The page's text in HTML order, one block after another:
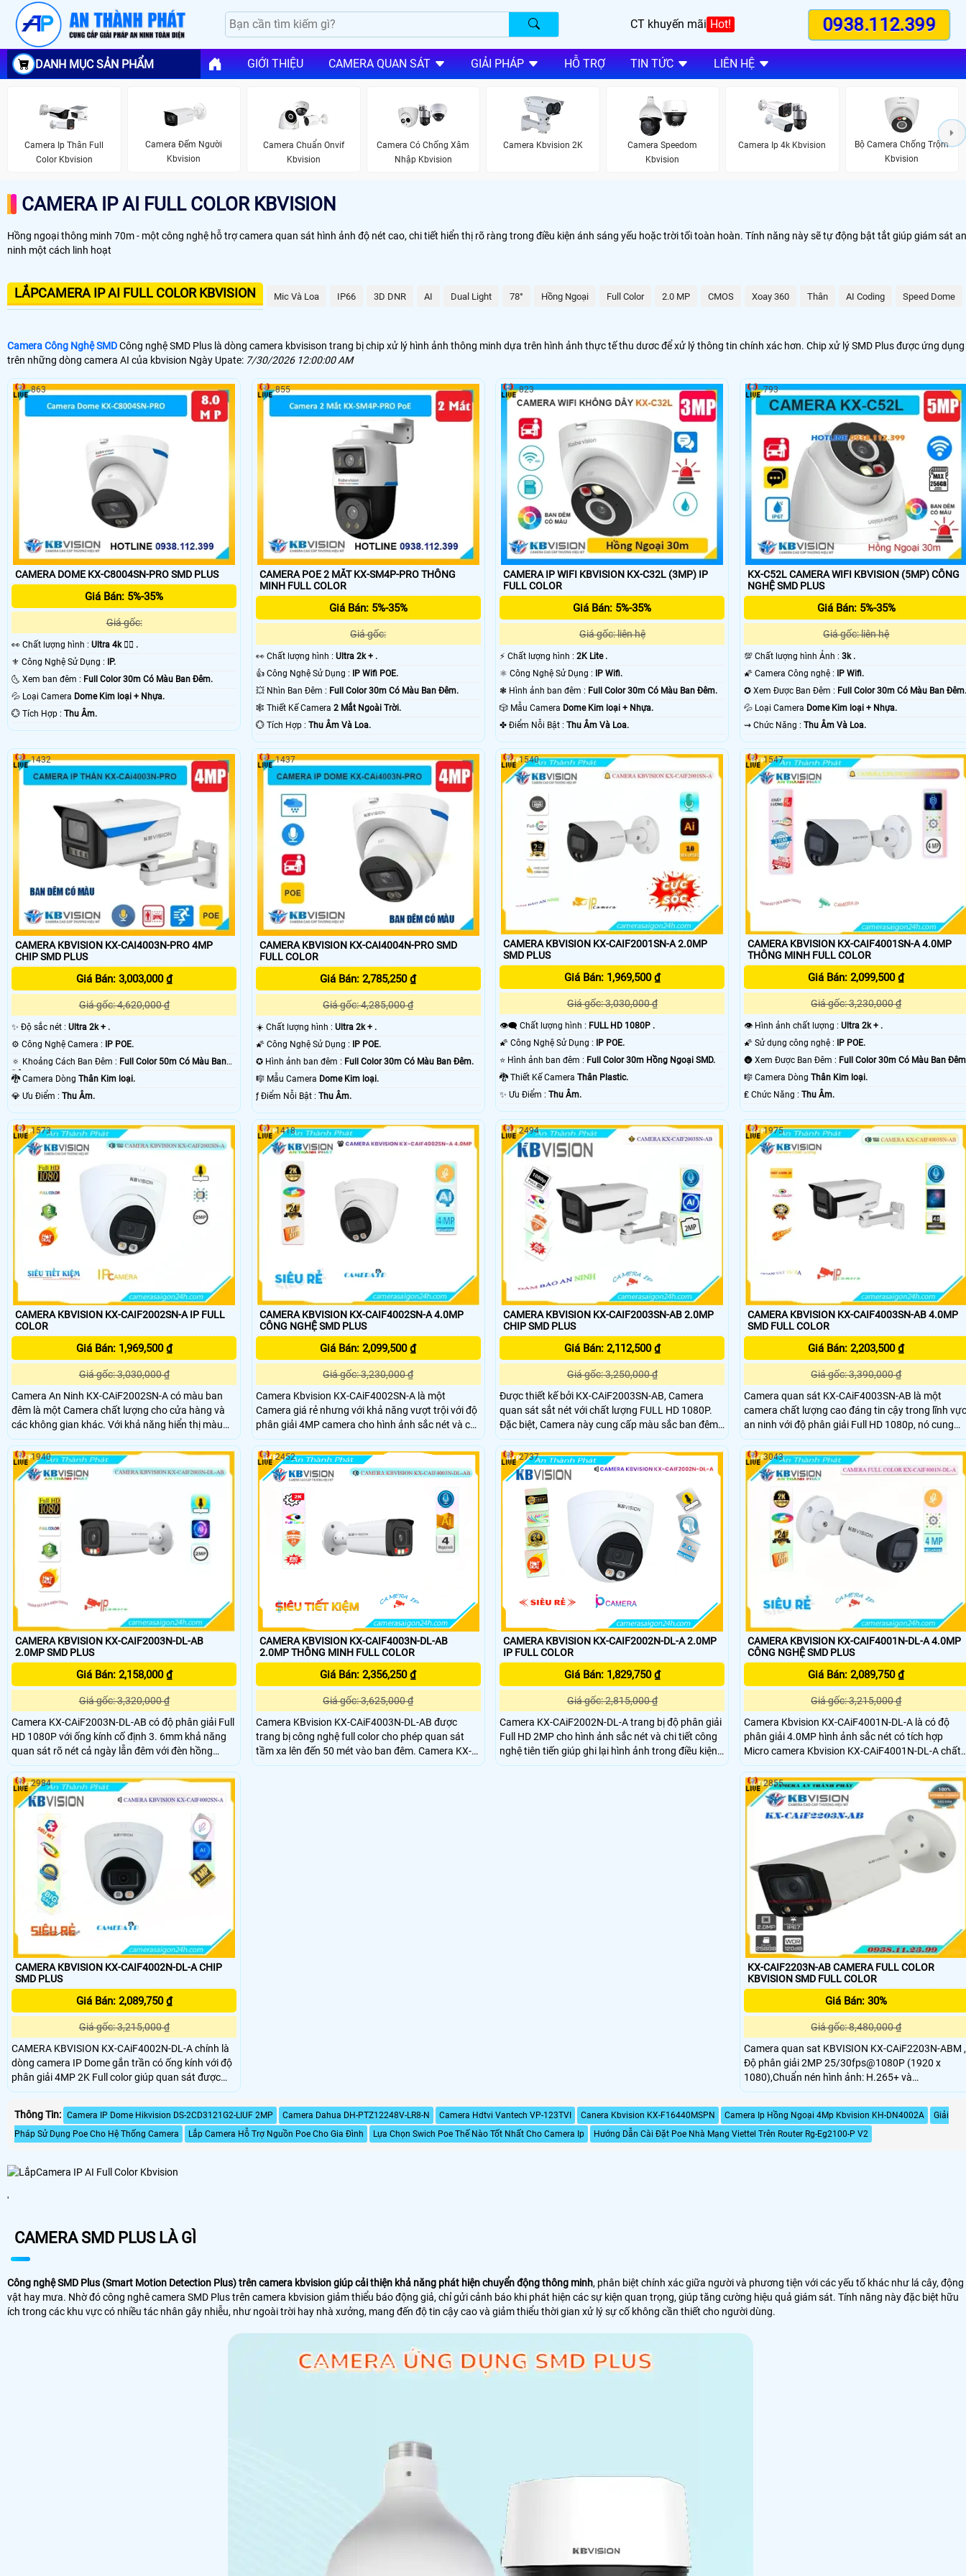
CT khuyến mãi Hot! 0938.112.399
DANH MỤC SẢN PHẨM GIỚI THIỆU CAMERA QUAN SÁT GIẢI PHÁP HỖ TRỢ TIN TỨC LIÊN HỆ
Camera Ip Thân Full
Color Kbvision
Camera Đếm Người
Kbvision
Camera Chuẩn Onvif
Kbvision
Camera Có Chống Xâm
Nhập Kbvision
Camera Kbvision 2K
Camera Speedom
Kbvision
Camera Ip 4k Kbvision
Bộ Camera Chống Trộm
Kbvision
CAMERA IP AI FULL COLOR KBVISION
Hồng ngoại thông minh 70m - một công nghệ hỗ trợ camera quan sát hình ảnh độ nét cao, chi tiết hiển thị rõ ràng trong điều kiện ánh sáng yếu hoặc trời tối toàn hoàn. Tính năng này sẽ tự động bật tắt giúp giám sát an
ninh một cách linh hoạt
LẮPCAMERA IP AI FULL COLOR KBVISION Mic Và Loa IP66 3D DNR AI Dual Light 78° Hồng Ngoại Full Color 2.0 MP CMOS Xoay 360 Thân AI Coding Speed Dome
Camera Công Nghệ SMDCông nghệ SMD Plus là dòng camera kbvisison trang bị chip xử lý hình ảnh thông minh dựa trên hình ảnh thực tế thu dươc để xử lý thông tin chính xác hơn. Chip xử lý SMD Plus được ứng dụng
trên những dòng camera AI của kbvision Ngày Upate: 7/30/2026 12:00:00 AM
CAMERA DOME KX-C8004SN-PRO SMD PLUS
Giá Bán: 5%-35%
Giá gốc:
️👀 Chất lượng hình : Ultra 4k 👍🏾 .
⚜️ Công Nghệ Sử Dụng :
IP.
🌜 Xem ban đêm : Full Color 30m Có Màu Ban Ðêm.
💦 Loại Camera Dome Kim loại + Nhựa.
️💮 Tích Hợp : Thu Âm.
863
CAMERA POE 2 MẮT KX-SM4P-PRO THÔNG
MINH FULL COLOR
Giá Bán: 5%-35%
Giá gốc:
️👀 Chất lượng hình : Ultra 2k + .
👍 Công Nghệ Sử Dụng :
IP Wifi POE.
💥 Nhìn Ban Đêm : Full Color 30m Có Màu Ban Ðêm.
🕸️ Thiết Kế Camera 2 Mắt Ngoài Trời.
️💮 Tích Hợp : Thu Âm Và Loa.
855
CAMERA IP WIFI KBVISION KX-C32L (3MP) IP
FULL COLOR
Giá Bán: 5%-35%
Giá gốc: liên hệ
️⚡ Chất lượng hình :2K Lite .
⚛️ Công Nghệ Sử Dụng :
IP Wifi.
❃ Hình ảnh ban đêm : Full Color 30m Có Màu Ban Ðêm.
🎲 Mẫu Camera Dome Kim loại + Nhựa.
️✤ Điểm Nỗi Bật :Thu Âm Và Loa.
823
KX-C52L CAMERA WIFI KBVISION (5MP) CÔNG
NGHỆ SMD PLUS
Giá Bán: 5%-35%
Giá gốc: liên hệ
💯 Chất lượng hình Ảnh : 3k .
🌠 Camera Công nghệ :
IP Wifi.
✪ Xem Được Ban Đêm : Full Color 30m Có Màu Ban Ðêm.
💦 Loại Camera Dome Kim loại + Nhựa.
️⇝ Chức Năng : Thu Âm Và Loa.
793
CAMERA KBVISION KX-CAI4003N-PRO 4MP
CHIP SMD PLUS
Giá Bán: 3,003,000 ₫
Giá gốc: 4,620,000 ₫
✨ Độ sắc nét : Ultra 2k + .
⚙ Công Nghệ Camera :
IP POE.
🔅 Khoảng Cách Ban Đêm : Full Color 50m Có Màu Ban
Ðêm.🐉️ Camera Dòng Thân Kim loại.
️💎 Ưu Điểm : Thu Âm.
1432
CAMERA KBVISION KX-CAI4004N-PRO SMD
FULL COLOR
Giá Bán: 2,785,250 ₫
Giá gốc: 4,285,000 ₫
☀️ Chất lượng hình : Ultra 2k + .
🌠 Công Nghệ Sử Dụng :
IP POE.
✪ Hình ảnh ban đêm : Full Color 30m Có Màu Ban Ðêm.
🎼️ Mẫu Camera Dome Kim loại.
️ƒ Điểm Nỗi Bật : Thu Âm.
1437
CAMERA KBVISION KX-CAIF2001SN-A 2.0MP
SMD PLUS
Giá Bán: 1,969,500 ₫
Giá gốc: 3,030,000 ₫
👁️‍🗨 Chất lượng hình : FULL HD 1080P .
🌠 Công Nghệ Sử Dụng :
IP POE.
⭐ Hình ảnh ban đêm : Full Color 30m Hồng Ngoại SMD.
🐉️ Thiết Kế CameraThân Plastic.
️✨ Ưu Điểm :Thu Âm.
1540
CAMERA KBVISION KX-CAIF4001SN-A 4.0MP
THÔNG MINH FULL COLOR
Giá Bán: 2,099,500 ₫
Giá gốc: 3,230,000 ₫
👁 Hình ảnh chất lượng : Ultra 2k + .
🌠 Sử dụng công nghệ :
IP POE.
🌚 Xem Được Ban Đêm : Full Color 30m Có Màu Ban
🎼️ Camera Dòng Thân Kim loại.
️₤ Chức Năng : Thu Âm.
1547
CAMERA KBVISION KX-CAIF2002SN-A IP FULL
COLOR
Giá Bán: 1,969,500 ₫
Giá gốc: 3,030,000 ₫
Camera An Ninh KX-CAiF2002SN-A có màu ban
đêm là một Camera chất lượng cho cửa hàng và
các không gian khác. Với khả năng hiển thị màu
sắc trực tiếp ban đêm và khoảng cách xem đến
30m, camera này đáp ứng nhu cầu quan sát hiệu
quả trong ánh sáng yếu
1573
CAMERA KBVISION KX-CAIF4002SN-A 4.0MP
CÔNG NGHỆ SMD PLUS
Giá Bán: 2,099,500 ₫
Giá gốc: 3,230,000 ₫
Camera Kbvision KX-CAiF4002SN-A là một
Camera giá rẻ nhưng với khả năng vượt trội với độ
phân giải 4MP camera cho hình ảnh sắc nét và chi
tiết. Thiết kế nhỏ gọn và dễ dàng lắp đặt, giúp
camera phù hợp với nhiều không gian khác nhau.
Đèn hồng ngoại thông minh cho phép quan sát
trong bóng tối tới 30m
1418
CAMERA KBVISION KX-CAIF2003SN-AB 2.0MP
CHIP SMD PLUS
Giá Bán: 2,112,500 ₫
Giá gốc: 3,250,000 ₫
Được thiết kế bởi KX-CAiF2003SN-AB, Camera
quan sát sắt nét với chất lượng FULL HD 1080P.
Đặc biệt, Camera này cung cấp màu sắc ban đêm
với độ rõ nét đến 50m. Được thiết kế đáp ứng yêu
cầu lắp đặt trong nhà xưởng, Camera có thân kim
loại chắc chắn. Công nghệ IP POE giúp kết nối dễ
dàng và thuận tiện
2494
CAMERA KBVISION KX-CAIF4003SN-AB 4.0MP
SMD FULL COLOR
Giá Bán: 2,203,500 ₫
Giá gốc: 3,390,000 ₫
Camera quan sát KX-CAiF4003SN-AB là một
camera chất lượng cao đáng tin cậy trong lĩnh vực
an ninh với độ phân giải Full HD 1080p, nó cung
cấp hình ảnh sắc nét và chất lượng cao đảm bảo
giám sát tốt nhất. Camera Kbvision KX-
CAiF4003SN-AB 4
1975
CAMERA KBVISION KX-CAIF2003N-DL-AB
2.0MP SMD PLUS
Giá Bán: 2,158,000 ₫
Giá gốc: 3,320,000 ₫
Camera KX-CAiF2003N-DL-AB có độ phân giải Full
HD 1080P với ống kính cố định 3. 6mm khả năng
quan sát rõ nét cả ngày lẫn đêm với đèn hồng
ngoại thông minh có tầm quan sát lên đến 35m.
1940
CAMERA KBVISION KX-CAIF4003N-DL-AB
2.0MP THÔNG MINH FULL COLOR
Giá Bán: 2,356,250 ₫
Giá gốc: 3,625,000 ₫
Camera KBvision KX-CAiF4003N-DL-AB được
trang bị công nghệ full color cho phép quan sát
tầm xa lên đến 50 mét vào ban đêm. Camera KX-
CAiF4003N-DL-AB hỗ trợ các tính năng thông
2452
CAMERA KBVISION KX-CAIF2002N-DL-A 2.0MP
IP FULL COLOR
Giá Bán: 1,829,750 ₫
Giá gốc: 2,815,000 ₫
Camera KX-CAiF2002N-DL-A trang bị độ phân giải
Full HD 2MP cho hình ảnh sắc nét và chi tiết công
nghệ tiên tiến giúp ghi lại hình ảnh trong điều kiện
ánh sáng yếu, đảm bảo không bỏ lỡ bất kỳ khoảnh
2737
CAMERA KBVISION KX-CAIF4001N-DL-A 4.0MP
CÔNG NGHỆ SMD PLUS
Giá Bán: 2,089,750 ₫
Giá gốc: 3,215,000 ₫
Camera Kbvision KX-CAiF4001N-DL-A là có độ
phân giải 4.0MP hình ảnh sắc nét có tích hợp
Micro camera Kbvision KX-CAiF4001N-DL-A chất
lượng cao chống ngược sáng DWDR tích hợp đèn
LED trợ sáng với khoảng cách 30m camera hỗ trợ
tiêu chuẩn IP67 có thể lắp đặt camera cả trong
nhà lẫn ngoài trời
3043
CAMERA KBVISION KX-CAIF4002N-DL-A CHIP
SMD PLUS
Giá Bán: 2,089,750 ₫
Giá gốc: 3,215,000 ₫
CAMERA KBVISION KX-CAiF4002N-DL-A chính là
dòng camera IP Dome gắn trần có ống kính với độ
phân giải 4MP 2K Full color giúp quan sát được
hình ảnh rõ ràng và chất lượng. CAMERA
KBVISION KX-CAiF4002N-DL-A hỗ trợ tiêu chuẩn
IP67, có thể lắp đặt Camera cả trong nhà lẫn ngoài
trời
2984
KX-CAIF2203N-AB CAMERA FULL COLOR
KBVISION SMD FULL COLOR
Giá Bán: 30%
Giá gốc: 8,480,000 ₫
Camera quan sat KBVISION KX-CAiF2203N-ABM ,
Độ phân giải 2MP 25/30fps@1080P (1920 x
1080),Chuẩn nén hình ảnh: H.265+ và
H.264+,Công nghệ Full-Color với độ nhạy sáng
0.0015 Lux@F1
2855
Thông Tin: Camera IP Dome Hikvision DS-2CD3121G2-LIUF 2MP Camera Dahua DH-PTZ12248V-LR8-N Camera Hdtvi Vantech VP-123TVI Canera Kbvision KX-F16440MSPN Camera Ip Hồng Ngoại 4Mp Kbvision KH-DN4002A
Giải
Pháp Sử Dụng Poe Cho Hệ Thống Camera
Lắp Camera Hỗ Trợ Nguồn Poe Cho Gia Đình Lựa Chọn Swich Poe Thế Nào Tốt Nhất Cho Camera Ip Hướng Dẫn Cài Đặt Poe Nhà Mạng Viettel Trên Router Rg-Eg2100-P V2
'
CAMERA SMD PLUS LÀ GÌ
Công nghệ SMD Plus (Smart Motion Detection Plus) trên camera kbvision giúp cải thiện khả năng phát hiện chuyển động thông minh, phân biệt chính xác giữa người và phương tiện với các yếu tố khác như lá cây, động
vật hay mưa. Nhờ đó công nghê camera SMD Plus trên camera kbvision giảm thiểu báo động giả, chỉ gửi cảnh báo khi phát hiện các sự kiện quan trọng, giúp tăng cường hiệu quả giám sát. Tính năng này đặc biệt hữu
ích trong các khu vực có nhiều tác nhân gây nhiễu, như ngoài trời hay nhà xưởng, mang đến độ tin cậy cao và giảm thiểu thời gian xử lý sự cố không cần thiết cho người dùng.